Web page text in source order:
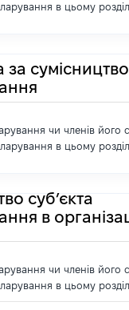
в цьому
за
чи членів його
в цьому
суб’єкта
в
чи членів його
в цьому